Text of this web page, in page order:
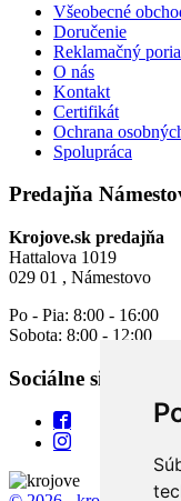
Všeobecné
Doručenie
Reklamačný
O nás
Kontakt
Certifikát
Ochrana
Spolupráca
Predajňa
Krojove.sk predajňa
Hattalova 1019
029 01 , Námestovo
Po - Pia: 8:00 - 16:00
Sobota: 8:00 - 12:00
Sociálne siete